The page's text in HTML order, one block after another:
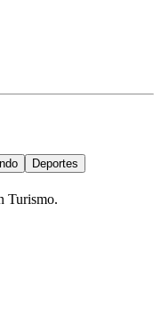
Deportes
Turismo.